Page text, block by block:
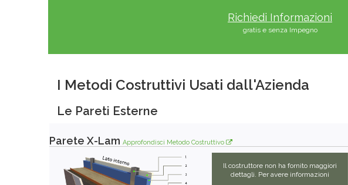
Richiedi Informazioni
gratis e senza Impegno
I Metodi Costruttivi Usati dall'Azienda
Le Pareti Esterne
Parete X-Lam Approfondisci Metodo Costruttivo
Il costruttore non ha fornito maggiori
dettagli. Per avere informazioni